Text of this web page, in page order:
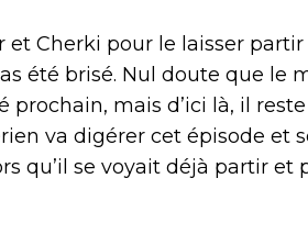
et Cherki pour le laisser partir
été brisé. Nul doute que le
prochain, mais d’ici là, il
va digérer cet épisode et
qu’il se voyait déjà partir et